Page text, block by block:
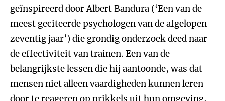
geïnspireerd door Albert Bandura (‘Een van de
meest geciteerde psychologen van de afgelopen
zeventig jaar’) die grondig onderzoek deed naar
de effectiviteit van trainen. Een van de
belangrijkste lessen die hij aantoonde, was dat
mensen niet alleen vaardigheden kunnen leren